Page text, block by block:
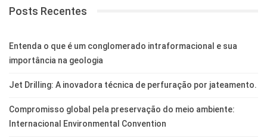
Posts Recentes
Entenda o que é um conglomerado intraformacional e sua
importância na geologia
Jet Drilling: A inovadora técnica de perfuração por jateamento.
Compromisso global pela preservação do meio ambiente:
Internacional Environmental Convention